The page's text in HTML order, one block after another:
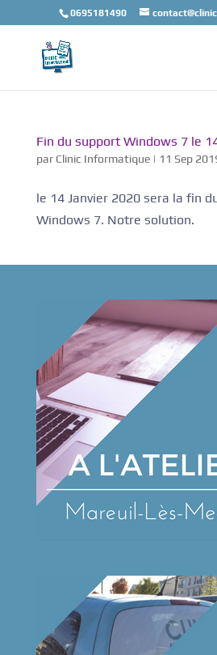
0695181490
Fin du support Windows 7 le
par Clinic Informatique| 11 Sep
le 14 Janvier 2020 sera la fin
Windows 7. Notre solution.